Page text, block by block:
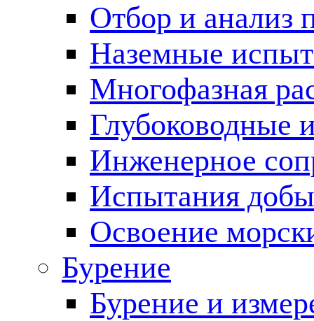
Отбор и анализ
Наземные
Многофазная
Глубоководные
Инженерное
Испытания
Освоение
Бурение
Бурение и